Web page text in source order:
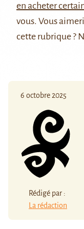
en acheter
vous. Vous
cette rubrique ?
6 octobre 2025
Rédigé par :
La rédaction